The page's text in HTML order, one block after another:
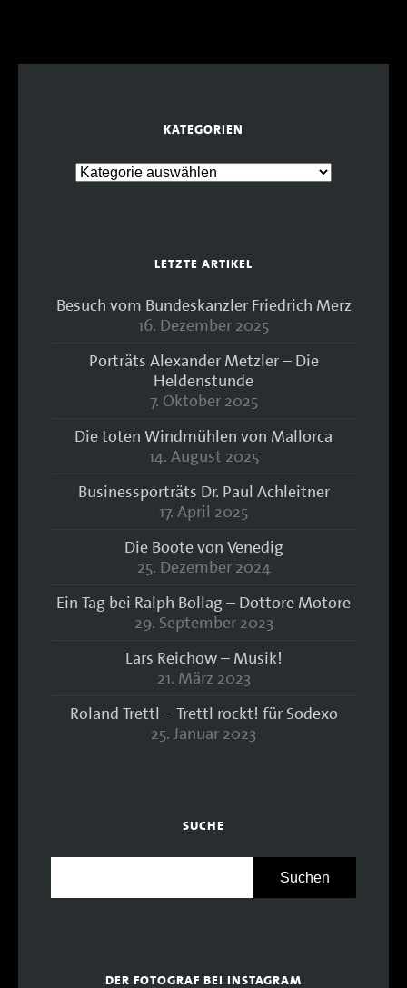
KATEGORIEN
LETZTE ARTIKEL
Besuch vom Bundeskanzler Friedrich Merz
16. Dezember 2025
Porträts Alexander Metzler – Die
Heldenstunde
7. Oktober 2025
Die toten Windmühlen von Mallorca
14. August 2025
Businessporträts Dr. Paul Achleitner
17. April 2025
Die Boote von Venedig
25. Dezember 2024
Ein Tag bei Ralph Bollag – Dottore Motore
29. September 2023
Lars Reichow – Musik!
21. März 2023
Roland Trettl – Trettl rockt! für Sodexo
25. Januar 2023
SUCHE
DER FOTOGRAF BEI INSTAGRAM